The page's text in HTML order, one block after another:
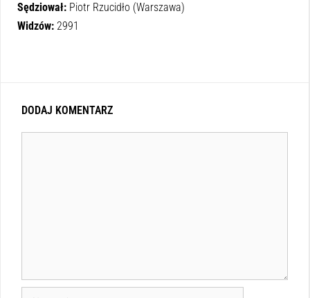
Sędziował: Piotr Rzucidło (Warszawa)
Widzów: 2991
DODAJ KOMENTARZ